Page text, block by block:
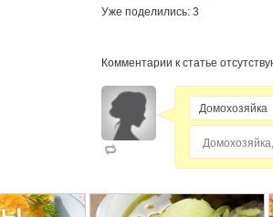
Уже поделились: 3
Комментарии к статье